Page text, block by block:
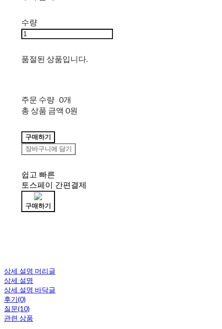
수량
품절된 상품입니다.
주문 수량 0개
총 상품 금액 0원
구매하기
장바구니에 담기
쉽고 빠른
토스페이 간편결제
구매하기
상세 설명 머리글
상세 설명
상세 설명 바닥글
후기(0)
질문(10)
관련 상품